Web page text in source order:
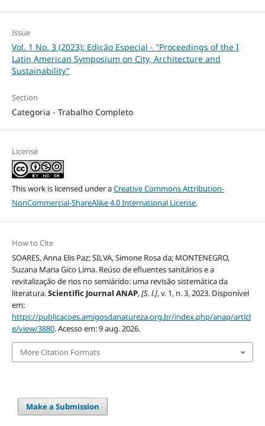
Issue
Vol. 1 No. 3 (2023): Edição Especial - "Proceedings of the I
Latin American Symposium on City, Architecture and
Sustainability"
Section
Categoria - Trabalho Completo
License
This work is licensed under aCreative Commons Attribution-
NonCommercial-ShareAlike 4.0 International License.
How to Cite
SOARES, Anna Elis Paz; SILVA, Simone Rosa da; MONTENEGRO,
Suzana Maria Gico Lima. Reúso de efluentes sanitários e a
revitalização de rios no semiárido: uma revisão sistemática da
literatura.Scientific Journal ANAP,[S. l.], v. 1, n. 3, 2023. Disponível
em:
https://publicacoes.amigosdanatureza.org.br/index.php/anap/articl
e/view/3880. Acesso em: 9 aug. 2026.
More Citation Formats
Make a Submission